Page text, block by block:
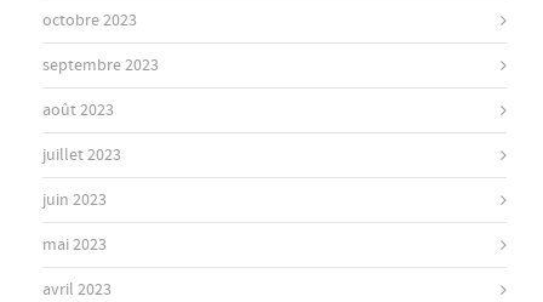
octobre 2023
septembre 2023
août 2023
juillet 2023
juin 2023
mai 2023
avril 2023